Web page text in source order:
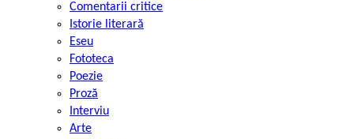
Comentarii critice
Istorie literară
Eseu
Fototeca
Poezie
Proză
Interviu
Arte